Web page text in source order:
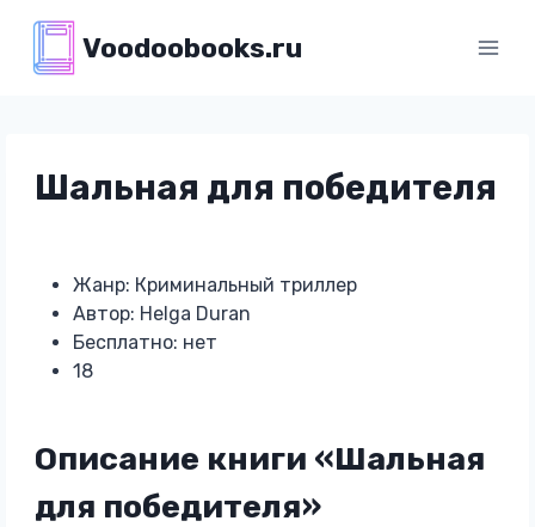
содержимому
Voodoobooks.ru
Шальная для победителя
Жанр: Криминальный триллер
Автор: Helga Duran
Бесплатно: нет
18
Описание книги «Шальная
для победителя»